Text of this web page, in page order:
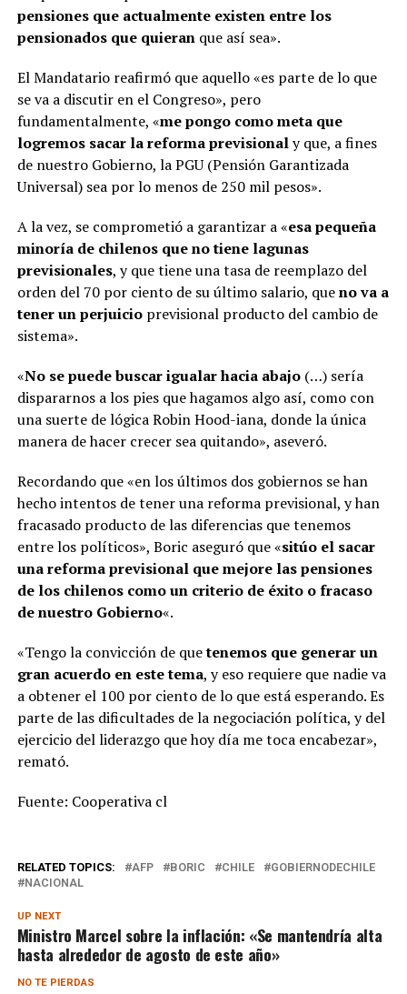
pensiones que actualmente existen entre los
pensionados que quieranque así sea».
El Mandatario reafirmó que aquello «es parte de lo que
se va a discutir en el Congreso», pero
fundamentalmente, «me pongo como meta que
logremos sacar la reforma previsionaly que, a fines
de nuestro Gobierno, la PGU (Pensión Garantizada
Universal) sea por lo menos de 250 mil pesos».
A la vez, se comprometió a garantizar a «esa pequeña
minoría de chilenos que no tiene lagunas
previsionales, y que tiene una tasa de reemplazo del
orden del 70 por ciento de su último salario, queno va a
tener un perjuicioprevisional producto del cambio de
sistema».
«No se puede buscar igualar hacia abajo(…) sería
dispararnos a los pies que hagamos algo así, como con
una suerte de lógica Robin Hood-iana, donde la única
manera de hacer crecer sea quitando», aseveró.
Recordando que «en los últimos dos gobiernos se han
hecho intentos de tener una reforma previsional, y han
fracasado producto de las diferencias que tenemos
entre los políticos», Boric aseguró que «sitúo el sacar
una reforma previsional que mejore las pensiones
de los chilenos como un criterio de éxito o fracaso
de nuestro Gobierno«.
«Tengo la convicción de quetenemos que generar un
gran acuerdo en este tema, y eso requiere que nadie va
a obtener el 100 por ciento de lo que está esperando. Es
parte de las dificultades de la negociación política, y del
ejercicio del liderazgo que hoy día me toca encabezar»,
remató.
Fuente: Cooperativa cl
RELATED TOPICS: AFP BORIC CHILE
GOBIERNODECHILE
NACIONAL
UP NEXT
Ministro Marcel sobre la inflación: «Se mantendría alta
hasta alrededor de agosto de este año»
NO TE PIERDAS